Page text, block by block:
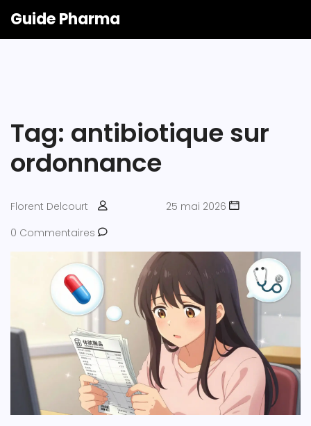
Guide Pharma
Tag: antibiotique sur
ordonnance
Florent Delcourt
25 mai 2026
0 Commentaires